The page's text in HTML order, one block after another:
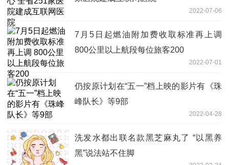
2022-07-06
7月5日起燃油附加费收取标准再上调
800公里以上航段每位旅客200
2022-07-01
仍按原计划在“五一”档上映的影片有《珠
峰队长》等9部
2022-04-28
洗发水都出联名款黑芝麻丸了 “以黑养
黑”说法站不住脚